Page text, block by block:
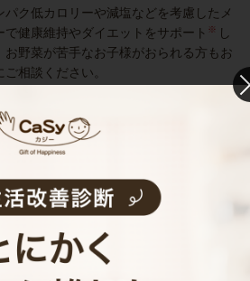
パク低カロリーや減塩などを考慮したメ
で健康維持やダイエットをサポート ※ し
お野菜が苦手なお子様がおられる方もお
ご相談ください。
細やかなサービス
を実施。お客様のご要望に沿ったきめ細
サービスで、健やかな生活をサポートし